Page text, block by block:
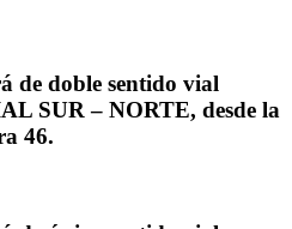
de doble sentido vial
SUR – NORTE, desde la
46.